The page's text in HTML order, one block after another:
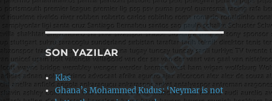
SON YAZILAR
Klas
Ghana’s Mohammed Kudus: ‘Neymar is not